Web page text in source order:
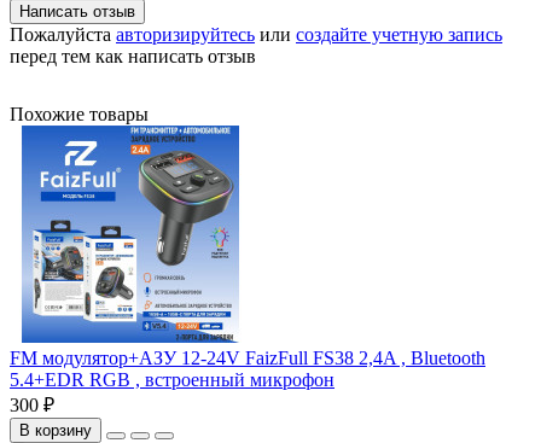
Написать отзыв
Пожалуйста авторизируйтесь или создайте учетную запись
перед тем как написать отзыв
Похожие товары
FM модулятор+АЗУ 12-24V FaizFull FS38 2,4A , Bluetooth
5.4+EDR RGB , встроенный микрофон
300 ₽
В корзину